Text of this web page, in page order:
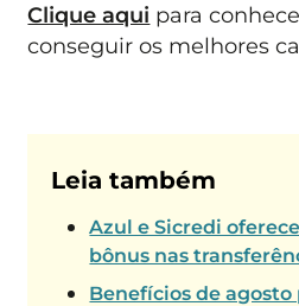
Clique aqui para
conseguir os melhores
Leia também
Azul e Sicredi
bônus nas
Benefícios de agosto